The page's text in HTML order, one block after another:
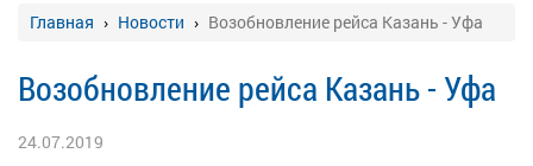
Главная Новости Возобновление рейса Казань - Уфа
Возобновление рейса Казань - Уфа
24.07.2019